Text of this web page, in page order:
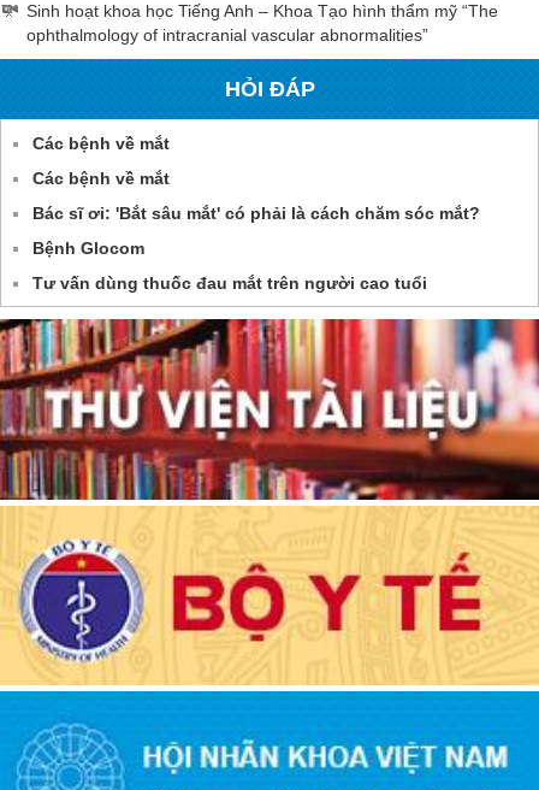
Sinh hoạt khoa học Tiếng Anh – Khoa Tạo hình thẩm mỹ “The
ophthalmology of intracranial vascular abnormalities”
HỎI ĐÁP
Các bệnh về mắt
Các bệnh về mắt
Bác sĩ ơi: 'Bắt sâu mắt' có phải là cách chăm sóc mắt?
Bệnh Glocom
Tư vấn dùng thuốc đau mắt trên người cao tuổi